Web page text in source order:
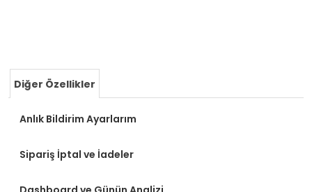
Diğer Özellikler
Anlık Bildirim Ayarlarım
Sipariş İptal ve İadeler